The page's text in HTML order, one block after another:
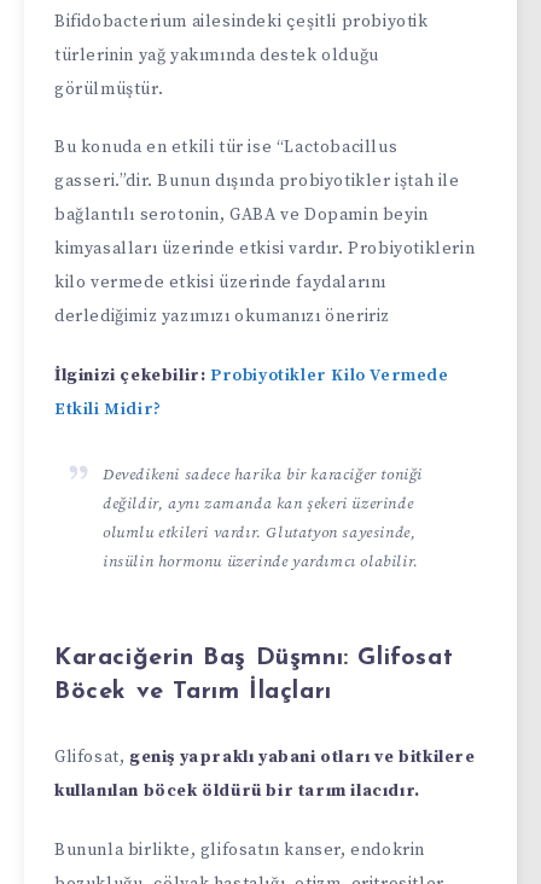
Bifidobacterium ailesindeki çeşitli probiyotik
türlerinin yağ yakımında destek olduğu
görülmüştür.
Bu konuda en etkili tür ise “Lactobacillus
gasseri.”dir. Bunun dışında probiyotikler iştah ile
bağlantılı serotonin, GABA ve Dopamin beyin
kimyasalları üzerinde etkisi vardır. Probiyotiklerin
kilo vermede etkisi üzerinde faydalarını
derlediğimiz yazımızı okumanızı öneririz
İlginizi çekebilir: Probiyotikler Kilo Vermede
Etkili Midir?
Devedikeni sadece harika bir karaciğer toniği
değildir, aynı zamanda kan şekeri üzerinde
olumlu etkileri vardır. Glutatyon sayesinde,
insülin hormonu üzerinde yardımcı olabilir.
Karaciğerin Baş Düşmnı: Glifosat
Böcek ve Tarım İlaçları
Glifosat, geniş yapraklı yabani otları ve bitkilere
kullanılan böcek öldürü bir tarım ilacıdır.
Bununla birlikte, glifosatın kanser, endokrin